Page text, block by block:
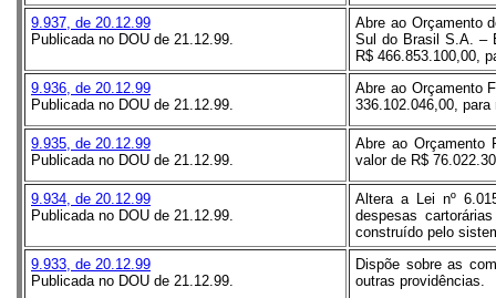
9.937, de 20.12.99
Publicada no DOU de 21.12.99.
Abre ao Orçamento
Sul do Brasil S.A. –
R$ 466.853.100,00,
9.936, de 20.12.99
Publicada no DOU de 21.12.99.
Abre ao Orçamento
336.102.046,00,
9.935, de 20.12.99
Publicada no DOU de 21.12.99.
Abre ao Orçamento
valor de R$
9.934, de 20.12.99
Publicada no DOU de 21.12.99.
Altera a Lei nº
despesas
construído pelo
9.933, de 20.12.99
Publicada no DOU de 21.12.99.
Dispõe sobre as
outras providências.